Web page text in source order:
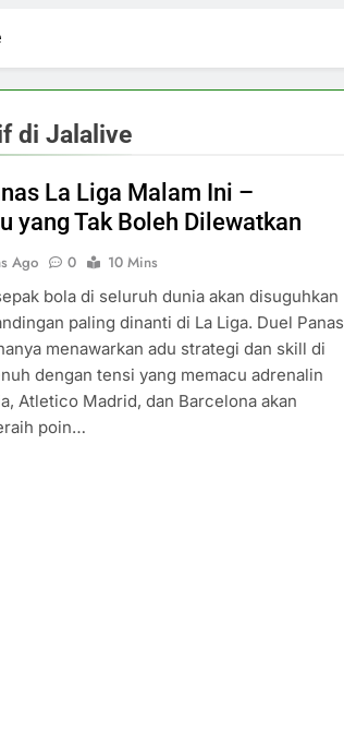
di Jalalive
La Liga Malam Ini –
yang Tak Boleh Dilewatkan
Ago 0
10 Mins
bola di seluruh dunia akan disuguhkan
paling dinanti di La Liga. Duel Panas
menawarkan adu strategi dan skill di
dengan tensi yang memacu adrenalin
Atletico Madrid, dan Barcelona akan
poin…